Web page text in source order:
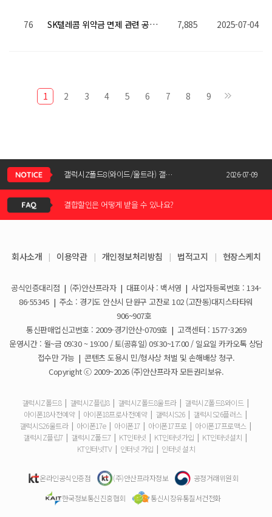
76 SK텔레콤 위약금 면제 관련 공지사항 7,885 2025-07-04
1 2 3 4 5 6 7 8 9
갤럭시Z폴드8(와이드/울트라) 갤럭시Z플립8 사전예약 공지사항 2026-07-09
KT스토어 공식 신청서 작성 관련 자주 묻는 질문
아이폰17e 사전예약 공지사항
갤럭시S26 사전예약 공지사항
신청서 조회는 어떻게 하나요?
결합할인은 어떻게 받을 수 있나요?
휴대폰 일시불로 구매도 가능한가요?
요금제 변경은 언제할 수 있나요?
더블할인카드는 어떻게 등록 하나요?
휴대폰 구매 후 불량이면 어떻게 하나요?
ESIM 발급 방법은 어떻게 되나요?
유심은 새로 구매해야 하나요?
사은품은 핸드폰과 같이 보내주시나요?
청소년 요금제는 몇살까지 가입할 수 있어요?
회사소개 | 이용약관 | 개인정보처리방침 | 법적고지 | 현장스케치
공식인증대리점 | (주)안산프라자 | 대표이사 : 백서영 | 사업자등록번호 : 134-
86-55345 | 주소 : 경기도 안산시 단원구 고잔로 102 (고잔동)대지스타타워
906~907호
통신판매업신고번호 : 2009-경기안산-0709호 | 고객센터 : 1577-3269
운영시간 : 월~금 09:30 ~ 19:00 / 토(공휴일) 09:30~17:00 / 일요일 카카오톡 상담
접수만 가능 | 콘텐츠 도용시 민/형사상 처벌 및 손해배상 청구.
Copyright ⓒ 2009~2026 (주)안산프라자 모든권리보유.
갤럭시Z폴드8 | 갤럭시Z플립8 | 갤럭시Z폴드8울트라 | 갤럭시Z폴드8와이드 |
아이폰18사전예약 | 아이폰18프로사전예약 | 갤럭시S26 | 갤럭시S26플러스 |
갤럭시S26울트라 | 아이폰17e | 아이폰17 | 아이폰17프로 | 아이폰17프로맥스 |
갤럭시Z플립7 | 갤럭시Z폴드7 | KT인터넷 | KT인터넷가입 | KT인터넷설치 |
KT인터넷TV | 인터넷 가입 | 인터넷 설치
온라인공식인증점 (주)안산프라자정보
공정거래위원회
한국정보통신진흥협회
통신시장유통질서건전화